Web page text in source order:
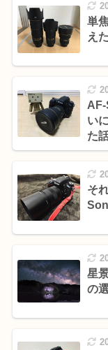
単
え
い
た
そ
星
の